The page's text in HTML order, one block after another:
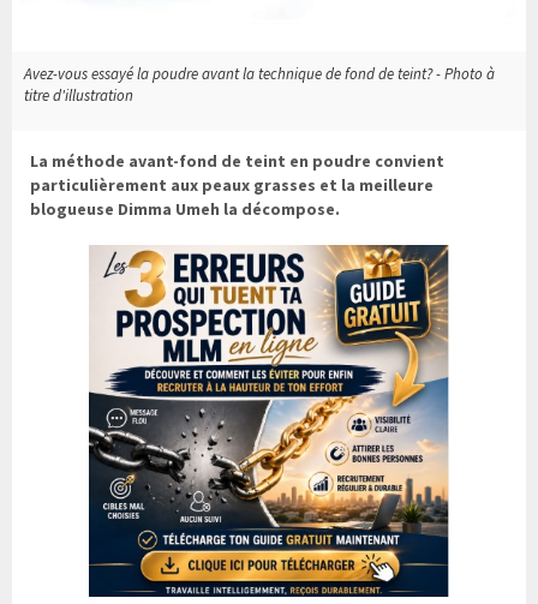
Avez-vous essayé la poudre avant la technique de fond de teint? - Photo à
titre d'illustration
La méthode avant-fond de teint en poudre convient
particulièrement aux peaux grasses et la meilleure
blogueuse Dimma Umeh la décompose.